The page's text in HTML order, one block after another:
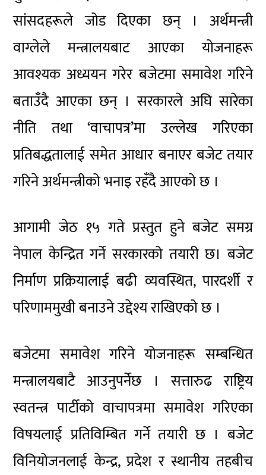
सांसदहरूले जोड दिएका छन् । अर्थमन्त्री
वाग्लेले मन्त्रालयबाट आएका योजनाहरू
आवश्यक अध्ययन गरेर बजेटमा समावेश गरिने
बताउँदै आएका छन् । सरकारले अघि सारेका
नीति तथा ‘वाचापत्र’मा उल्लेख गरिएका
प्रतिबद्धतालाई समेत आधार बनाएर बजेट तयार
गरिने अर्थमन्त्रीको भनाइ रहँदै आएको छ ।
आगामी जेठ १५ गते प्रस्तुत हुने बजेट समग्र
नेपाल केन्द्रित गर्ने सरकारको तयारी छ। बजेट
निर्माण प्रक्रियालाई बढी व्यवस्थित, पारदर्शी र
परिणाममुखी बनाउने उद्देश्य राखिएको छ ।
बजेटमा समावेश गरिने योजनाहरू सम्बन्धित
मन्त्रालयबाटै आउनुपर्नेछ । सत्तारुढ राष्ट्रिय
स्वतन्त्र पार्टीको वाचापत्रमा समावेश गरिएका
विषयलाई प्रतिविम्बित गर्ने तयारी छ । बजेट
विनियोजनलाई केन्द्र, प्रदेश र स्थानीय तहबीच